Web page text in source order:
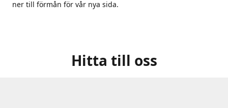
ner till förmån för vår nya sida.
Hitta till oss